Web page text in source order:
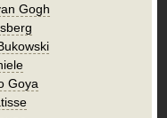
Gogh
Goya